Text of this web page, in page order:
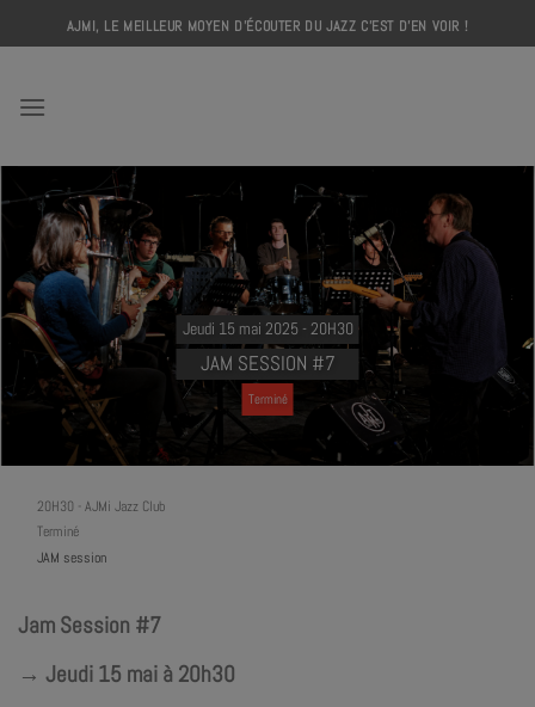
to
AJMI, LE MEILLEUR MOYEN D'ÉCOUTER DU JAZZ C'EST D'EN VOIR !
Jeudi 15 mai 2025 - 20H30
JAM SESSION #7
Terminé
20H30 - AJMi Jazz Club
Terminé
JAM session
Jam Session #7
→ Jeudi 15 mai à 20h30